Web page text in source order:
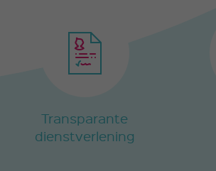
Transparante
dienstverlening